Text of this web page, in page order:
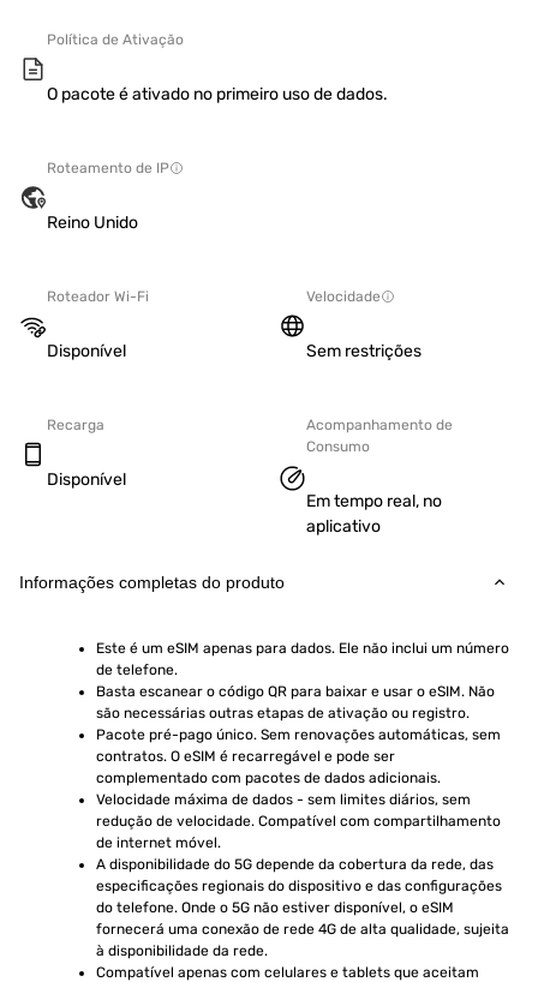
Política de Ativação
O pacote é ativado no primeiro uso de dados.
Roteamento de IP
Reino Unido
Roteador Wi-Fi
Disponível
Velocidade
Sem restrições
Recarga
Disponível
Acompanhamento de
Consumo
Em tempo real, no
aplicativo
Informações completas do produto
Este é um eSIM apenas para dados. Ele não inclui um número
de telefone.
Basta escanear o código QR para baixar e usar o eSIM. Não
são necessárias outras etapas de ativação ou registro.
Pacote pré-pago único. Sem renovações automáticas, sem
contratos. O eSIM é recarregável e pode ser
complementado com pacotes de dados adicionais.
Velocidade máxima de dados - sem limites diários, sem
redução de velocidade. Compatível com compartilhamento
de internet móvel.
A disponibilidade do 5G depende da cobertura da rede, das
especificações regionais do dispositivo e das configurações
do telefone. Onde o 5G não estiver disponível, o eSIM
fornecerá uma conexão de rede 4G de alta qualidade, sujeita
à disponibilidade da rede.
Compatível apenas com celulares e tablets que aceitam